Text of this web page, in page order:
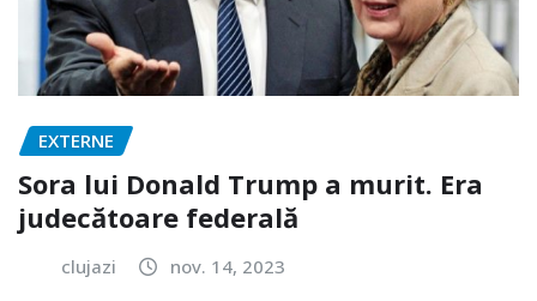
EXTERNE
Sora lui Donald Trump a murit. Era
judecătoare federală
clujazi nov. 14, 2023